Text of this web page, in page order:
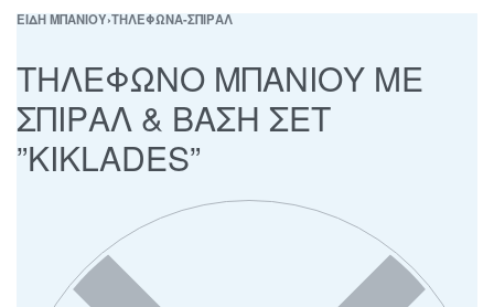
ΕΙΔΗ ΜΠΑΝΙΟΥ›ΤΗΛΕΦΩΝΑ-ΣΠΙΡΑΛ
ΤΗΛΕΦΩΝΟ ΜΠΑΝΙΟΥ ΜΕ
ΣΠΙΡΑΛ & ΒΑΣΗ ΣΕΤ
”KIKLADES”